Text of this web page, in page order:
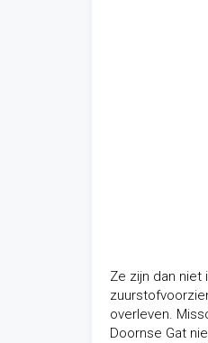
Ze zijn dan
overleven.
Doornse Gat